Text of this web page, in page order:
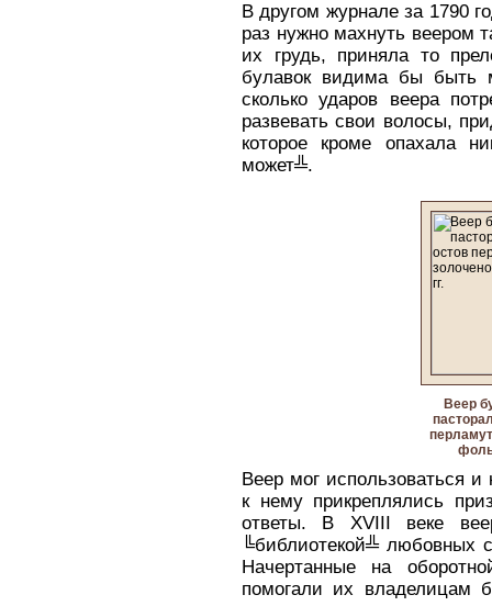
В другом журнале за 1790
раз нужно махнуть веером
их грудь, приняла то
булавок видима бы быть
сколько ударов веера
развевать свои волосы,
которое кроме опахала
может╩.
Веер
Веер мог использоваться
к нему прикреплялись
ответы. В XVIII веке
╚библиотекой╩ любовных
Начертанные на
помогали их владелицам